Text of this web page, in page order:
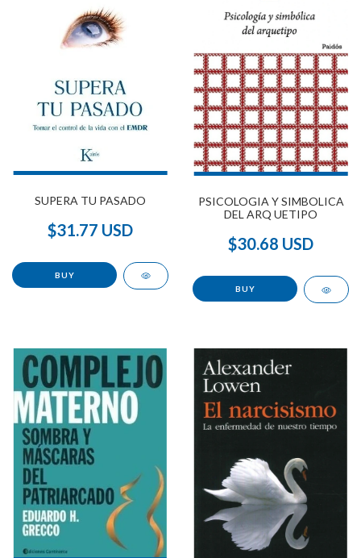
SUPERA TU PASADO
$31.77 USD
PSICOLOGIA Y SIMBOLICA
DEL ARQ UETIPO
$30.68 USD